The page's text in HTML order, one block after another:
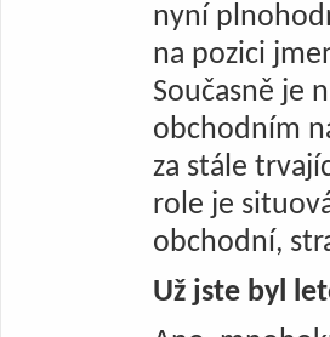
nyní
na pozici
Současně je
obchodním
za stále
role je
obchodní,
Už jste byl